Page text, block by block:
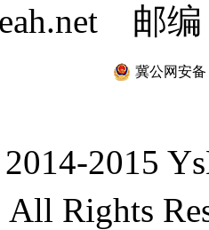
邮编
冀公网安备
2015
All Rights